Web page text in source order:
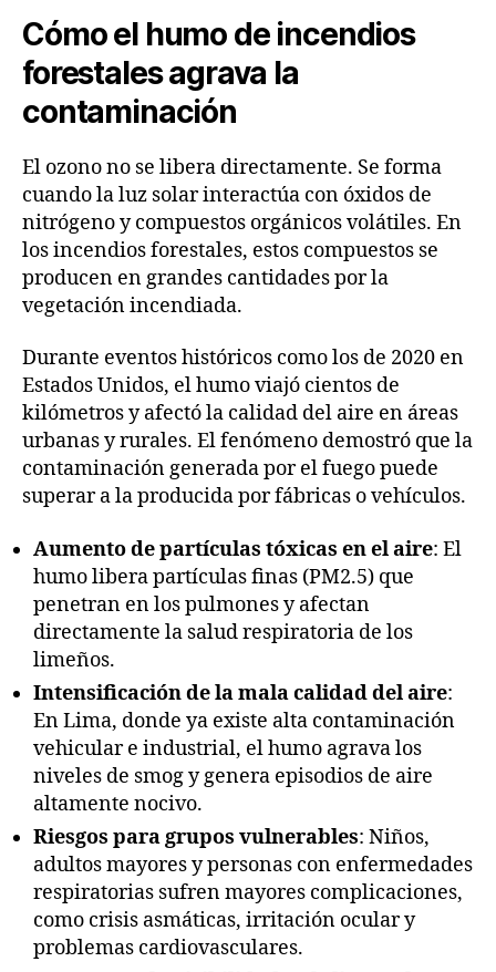
Cómo el humo de incendios
forestales agrava la
contaminación
El ozono no se libera directamente. Se forma
cuando la luz solar interactúa con óxidos de
nitrógeno y compuestos orgánicos volátiles. En
los incendios forestales, estos compuestos se
producen en grandes cantidades por la
vegetación incendiada.
Durante eventos históricos como los de 2020 en
Estados Unidos, el humo viajó cientos de
kilómetros y afectó la calidad del aire en áreas
urbanas y rurales. El fenómeno demostró que la
contaminación generada por el fuego puede
superar a la producida por fábricas o vehículos.
Aumento de partículas tóxicas en el aire: El
humo libera partículas finas (PM2.5) que
penetran en los pulmones y afectan
directamente la salud respiratoria de los
limeños.
Intensificación de la mala calidad del aire:
En Lima, donde ya existe alta contaminación
vehicular e industrial, el humo agrava los
niveles de smog y genera episodios de aire
altamente nocivo.
Riesgos para grupos vulnerables: Niños,
adultos mayores y personas con enfermedades
respiratorias sufren mayores complicaciones,
como crisis asmáticas, irritación ocular y
problemas cardiovasculares.